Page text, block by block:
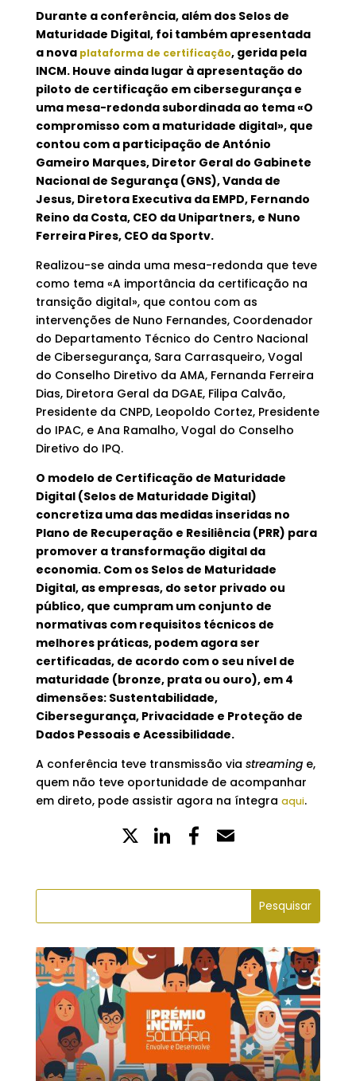
Durante a conferência, além dos Selos de
Maturidade Digital, foi também apresentada
a nova plataforma de certificação, gerida pela
INCM. Houve ainda lugar à apresentação do
piloto de certificação em cibersegurança e
uma mesa-redonda subordinada ao tema «O
compromisso com a maturidade digital», que
contou com a participação de António
Gameiro Marques, Diretor Geral do Gabinete
Nacional de Segurança (GNS), Vanda de
Jesus, Diretora Executiva da EMPD, Fernando
Reino da Costa, CEO da Unipartners, e Nuno
Ferreira Pires, CEO da Sportv.
Realizou-se ainda uma mesa-redonda que teve
como tema «A importância da certificação na
transição digital», que contou com as
intervenções de Nuno Fernandes, Coordenador
do Departamento Técnico do Centro Nacional
de Cibersegurança, Sara Carrasqueiro, Vogal
do Conselho Diretivo da AMA, Fernanda Ferreira
Dias, Diretora Geral da DGAE, Filipa Calvão,
Presidente da CNPD, Leopoldo Cortez, Presidente
do IPAC, e Ana Ramalho, Vogal do Conselho
Diretivo do IPQ.
O modelo de Certificação de Maturidade
Digital (Selos de Maturidade Digital)
concretiza uma das medidas inseridas no
Plano de Recuperação e Resiliência (PRR) para
promover a transformação digital da
economia. Com os Selos de Maturidade
Digital, as empresas, do setor privado ou
público, que cumpram um conjunto de
normativas com requisitos técnicos de
melhores práticas, podem agora ser
certificadas, de acordo com o seu nível de
maturidade (bronze, prata ou ouro), em 4
dimensões: Sustentabilidade,
Cibersegurança, Privacidade e Proteção de
Dados Pessoais e Acessibilidade.
A conferência teve transmissão via streaming e,
quem não teve oportunidade de acompanhar
em direto, pode assistir agora na íntegra aqui.
X LinkedIn
Partilhe
Facebook